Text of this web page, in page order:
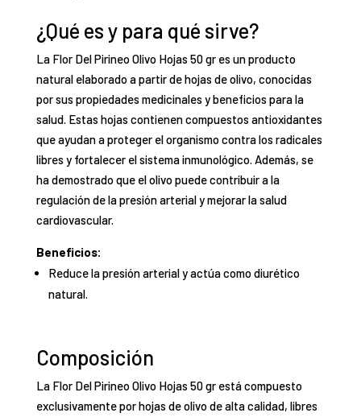
¿Qué es y para qué sirve?
La Flor Del Pirineo Olivo Hojas 50 gr es un producto
natural elaborado a partir de hojas de olivo, conocidas
por sus propiedades medicinales y beneficios para la
salud. Estas hojas contienen compuestos antioxidantes
que ayudan a proteger el organismo contra los radicales
libres y fortalecer el sistema inmunológico. Además, se
ha demostrado que el olivo puede contribuir a la
regulación de la presión arterial y mejorar la salud
cardiovascular.
Beneficios:
Reduce la presión arterial y actúa como diurético
natural.
Composición
La Flor Del Pirineo Olivo Hojas 50 gr está compuesto
exclusivamente por hojas de olivo de alta calidad, libres